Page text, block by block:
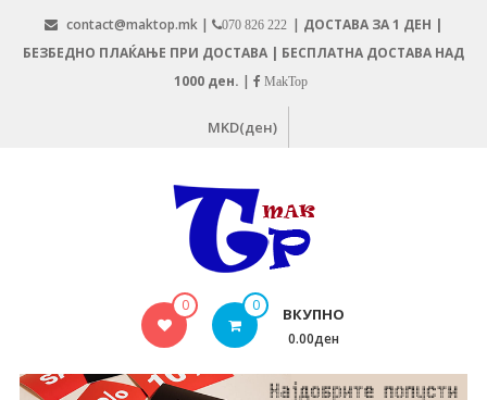
content
contact@maktop.mk | 070 826 222 | ДОСТАВА ЗА 1 ДЕН |
БЕЗБЕДНО ПЛАЌАЊЕ ПРИ ДОСТАВА | БЕСПЛАТНА ДОСТАВА НАД
1000 ден. | MakTop
MKD(ден)
MAKTOP.MK
0 0 ВКУПНО
0.00ден